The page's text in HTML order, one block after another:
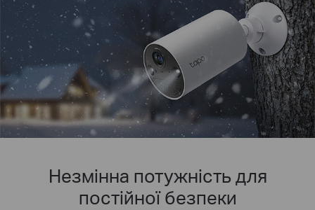
Незмінна потужність для
постійної безпеки